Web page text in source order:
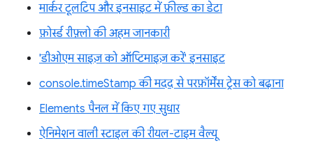
मार्कर टूलटिप और इनसाइट में फ़ील्ड का डेटा
फ़ोर्स्ड रीफ़्लो की अहम जानकारी
'डीओएम साइज़ को ऑप्टिमाइज़ करें' इनसाइट
console.timeStamp की मदद से परफ़ॉर्मेंस ट्रेस को बढ़ाना
Elements पैनल में किए गए सुधार
ऐनिमेशन वाली स्टाइल की रीयल-टाइम वैल्यू